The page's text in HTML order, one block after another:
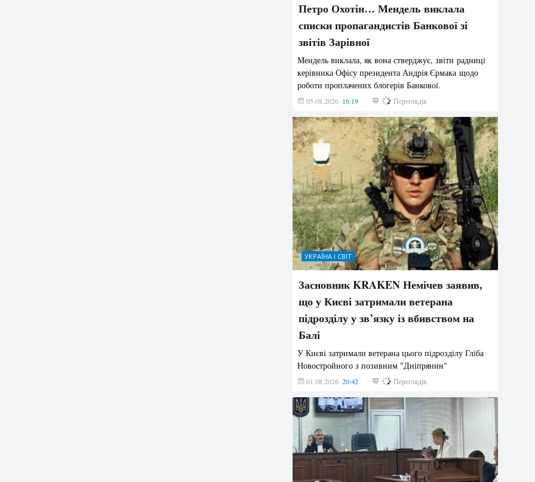
Петро Охотін… Мендель виклала
списки пропагандистів Банкової зі
звітів Зарівної
Мендель виклала, як вона стверджує, звіти радниці
керівника Офісу президента Андрія Єрмака щодо
роботи проплачених блогерів Банкової.
05.08.2026 16:19 172 Переглядів
УКРАЇНА І СВІТ
Засновник KRAKEN Немічев заявив,
що у Києві затримали ветерана
підрозділу у зв’язку із вбивством на
Балі
У Києві затримали ветерана цього підрозділу Гліба
Новостройного з позивним "Дніпрянин"
01.08.2026 20:42 169 Переглядів